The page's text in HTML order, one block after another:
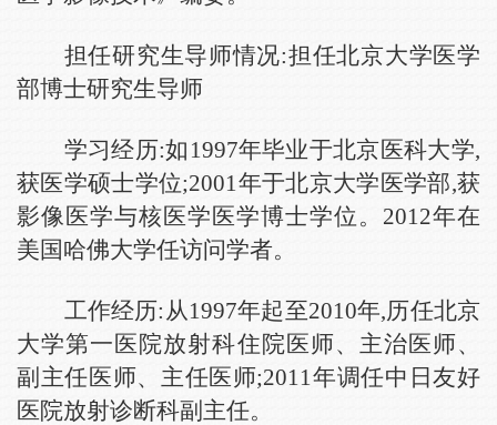
担任研究生导师情况:担任北京大学医学
部博士研究生导师
学习经历:如1997年毕业于北京医科大学,
获医学硕士学位;2001年于北京大学医学部,获
影像医学与核医学医学博士学位。2012年在
美国哈佛大学任访问学者。
工作经历:从1997年起至2010年,历任北京
大学第一医院放射科住院医师、主治医师、
副主任医师、主任医师;2011年调任中日友好
医院放射诊断科副主任。